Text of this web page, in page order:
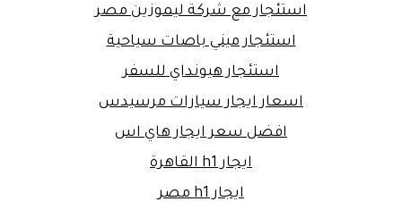
استئجار مع شركة ليموزين مصر
استئجار ميني باصات سياحية
استئجار هيونداي للسفر
اسعار ايجار سيارات مرسيدس
افضل سعر ايجار هاي اس
ايجار h1 القاهرة
ايجار h1 مصر